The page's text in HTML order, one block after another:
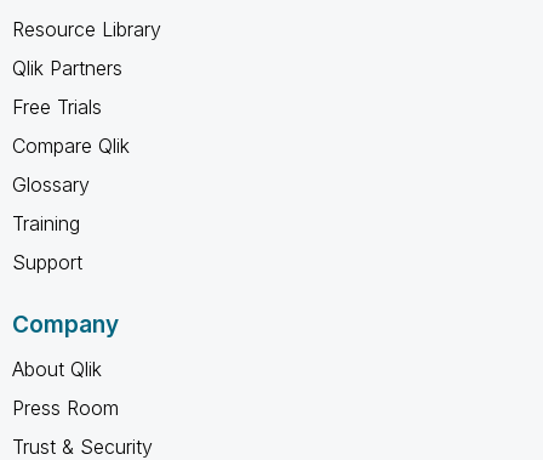
Resource Library
Qlik Partners
Free Trials
Compare Qlik
Glossary
Training
Support
Company
About Qlik
Press Room
Trust & Security